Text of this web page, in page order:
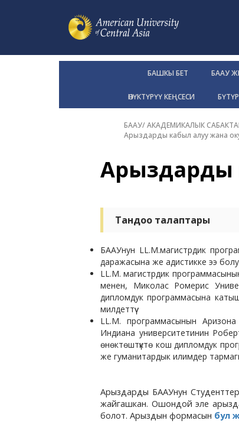
БАШКЫ БЕТ БААУ
ӨНҮКТҮРҮҮ КЕҢСЕСИ
БААУ/АКАДЕМИКАЛЫК
Арыздарды кабыл алуу жана
Арыздарды
Тандоо талаптары
БААУнун LL.M.магистрдик
даражасына же адистикке ээ
LL.M. магистрдик
менен, Миколас Ромерис
дипломдук программасына
милдеттүү
LL.M. программасынын
Индиана университетинин
өнөктөштүктө кош дипломдук
же гуманитардык илимдер
Арыздарды БААУнун
жайгашкан. Ошондой эле
болот. Арыздын формасын бул